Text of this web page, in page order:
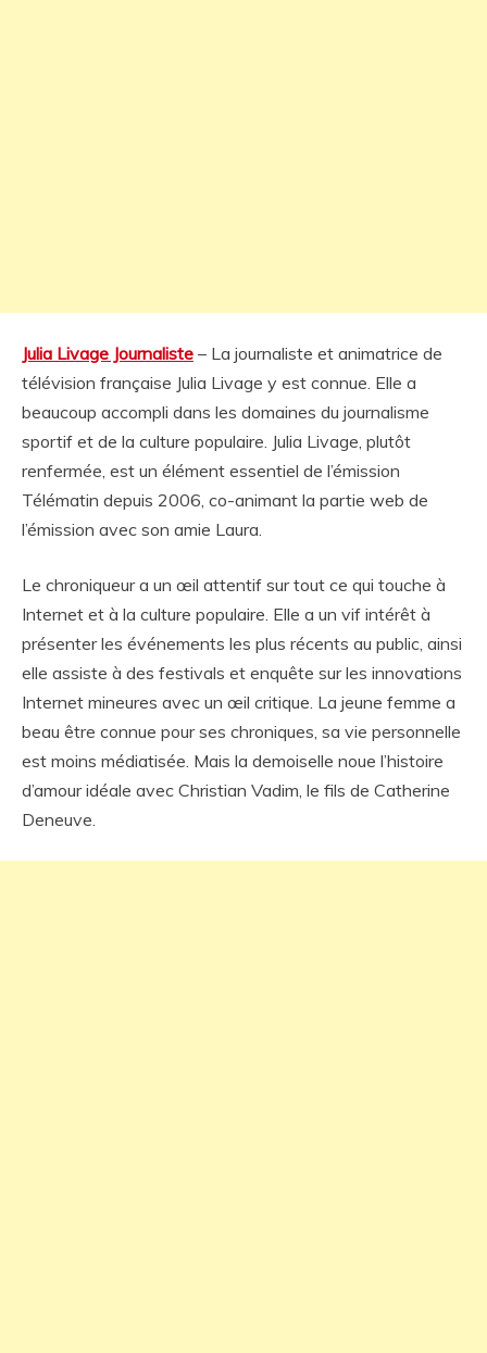
Julia Livage Journaliste – La journaliste et animatrice de
télévision française Julia Livage y est connue. Elle a
beaucoup accompli dans les domaines du journalisme
sportif et de la culture populaire. Julia Livage, plutôt
renfermée, est un élément essentiel de l’émission
Télématin depuis 2006, co-animant la partie web de
l’émission avec son amie Laura.
Le chroniqueur a un œil attentif sur tout ce qui touche à
Internet et à la culture populaire. Elle a un vif intérêt à
présenter les événements les plus récents au public, ainsi
elle assiste à des festivals et enquête sur les innovations
Internet mineures avec un œil critique. La jeune femme a
beau être connue pour ses chroniques, sa vie personnelle
est moins médiatisée. Mais la demoiselle noue l’histoire
d’amour idéale avec Christian Vadim, le fils de Catherine
Deneuve.